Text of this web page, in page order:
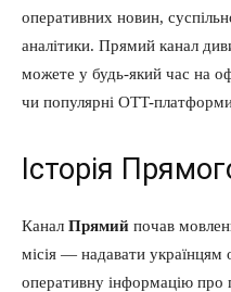
оперативних новин,
аналітики. Прямий канал
можете у будь-який час на
чи популярні OTT-
Історія
Канал Прямий почав
місія — надавати українцям
оперативну інформацію про